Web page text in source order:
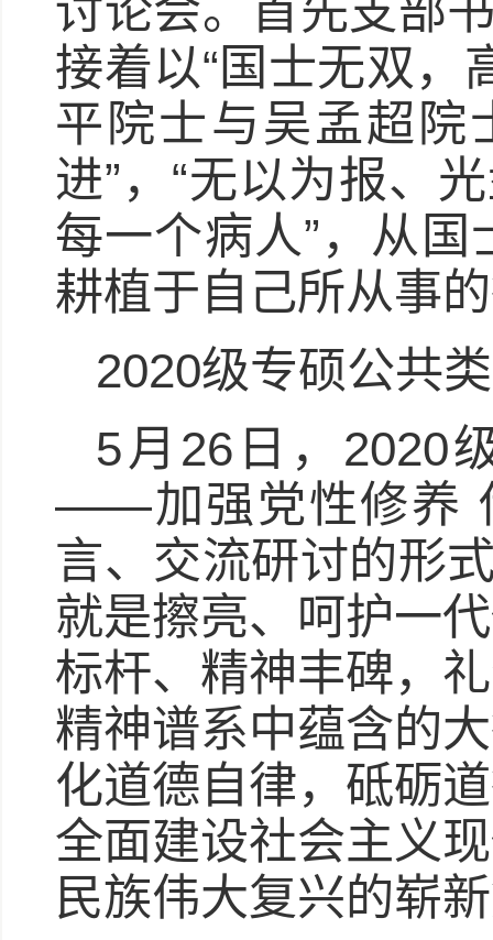
讨论会。首先支部
接着以“国士无双，
平院士与吴孟超院
进”，“无以为报、
每一个病人”，从
耕植于自己所从事
2020级专硕公共
5月26日，2020
——加强党性修养
言、交流研讨的形
就是擦亮、呵护一
标杆、精神丰碑，
精神谱系中蕴含的
化道德自律，砥砺
全面建设社会主义
民族伟大复兴的崭